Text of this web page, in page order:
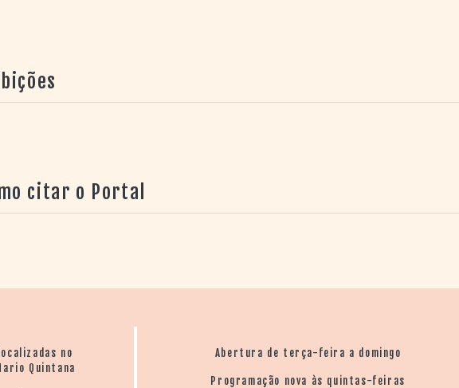
citar o Portal
no
Quintana
Abertura de terça-feira a domingo
Programação nova às quintas-feiras